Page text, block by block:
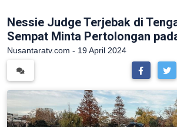
Nessie Judge Terjebak di
Sempat Minta Pertolongan
Nusantaratv.com - 19 April 2024